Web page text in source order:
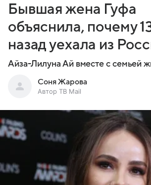
Бывшая жена Гуфа
объяснила, почему
назад уехала из
Айза-Лилуна Ай вместе с семьей
Соня Жарова
Автор ТВ Mail